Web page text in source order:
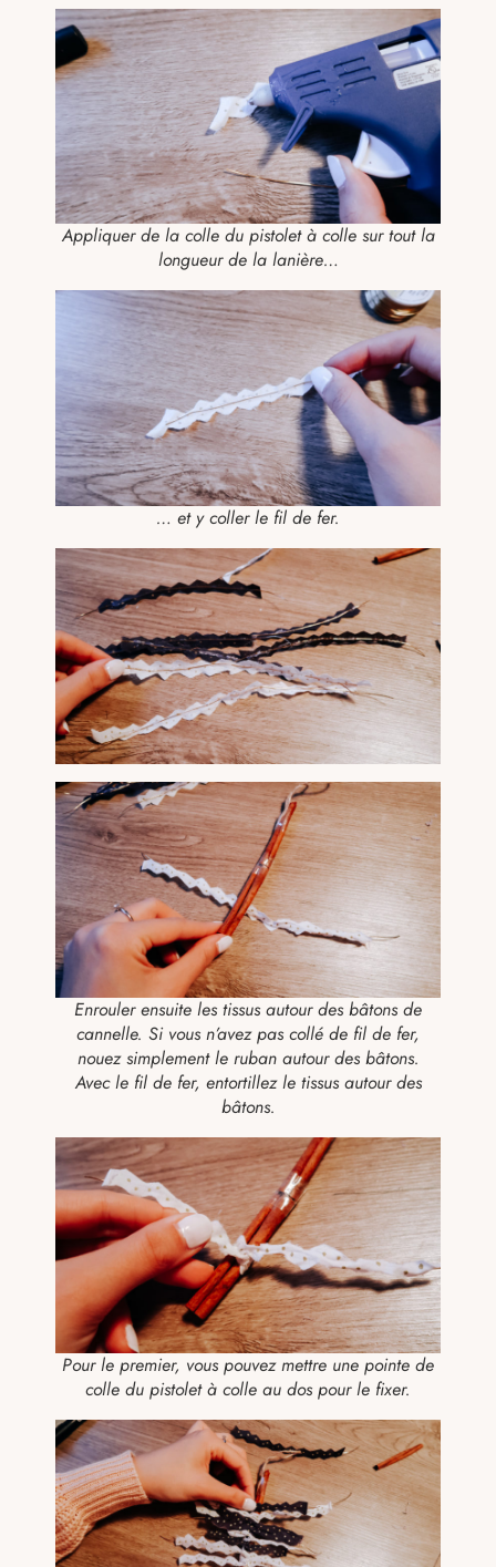
Appliquer de la colle du pistolet à colle sur tout la
longueur de la lanière…
… et y coller le fil de fer.
Enrouler ensuite les tissus autour des bâtons de
cannelle. Si vous n’avez pas collé de fil de fer,
nouez simplement le ruban autour des bâtons.
Avec le fil de fer, entortillez le tissus autour des
bâtons.
Pour le premier, vous pouvez mettre une pointe de
colle du pistolet à colle au dos pour le fixer.